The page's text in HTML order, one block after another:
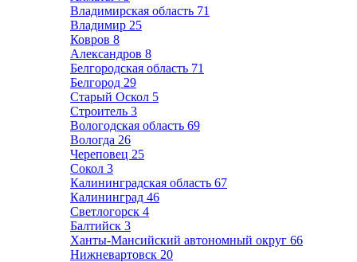
Владимирская область 71
Владимир 25
Ковров 8
Александров 8
Белгородская область 71
Белгород 29
Старый Оскол 5
Строитель 3
Вологодская область 69
Вологда 26
Череповец 25
Сокол 3
Калининградская область 67
Калининград 46
Светлогорск 4
Балтийск 3
Ханты-Мансийский автономный округ 66
Нижневартовск 20